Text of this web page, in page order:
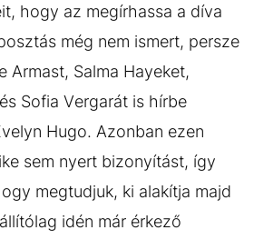
hogy az megírhassa a díva
még nem ismert, persze
Armast, Salma Hayeket,
Sofia Vergarát is hírbe
Hugo. Azonban ezen
sem nyert bizonyítást, így
megtudjuk, ki alakítja majd
idén már érkező